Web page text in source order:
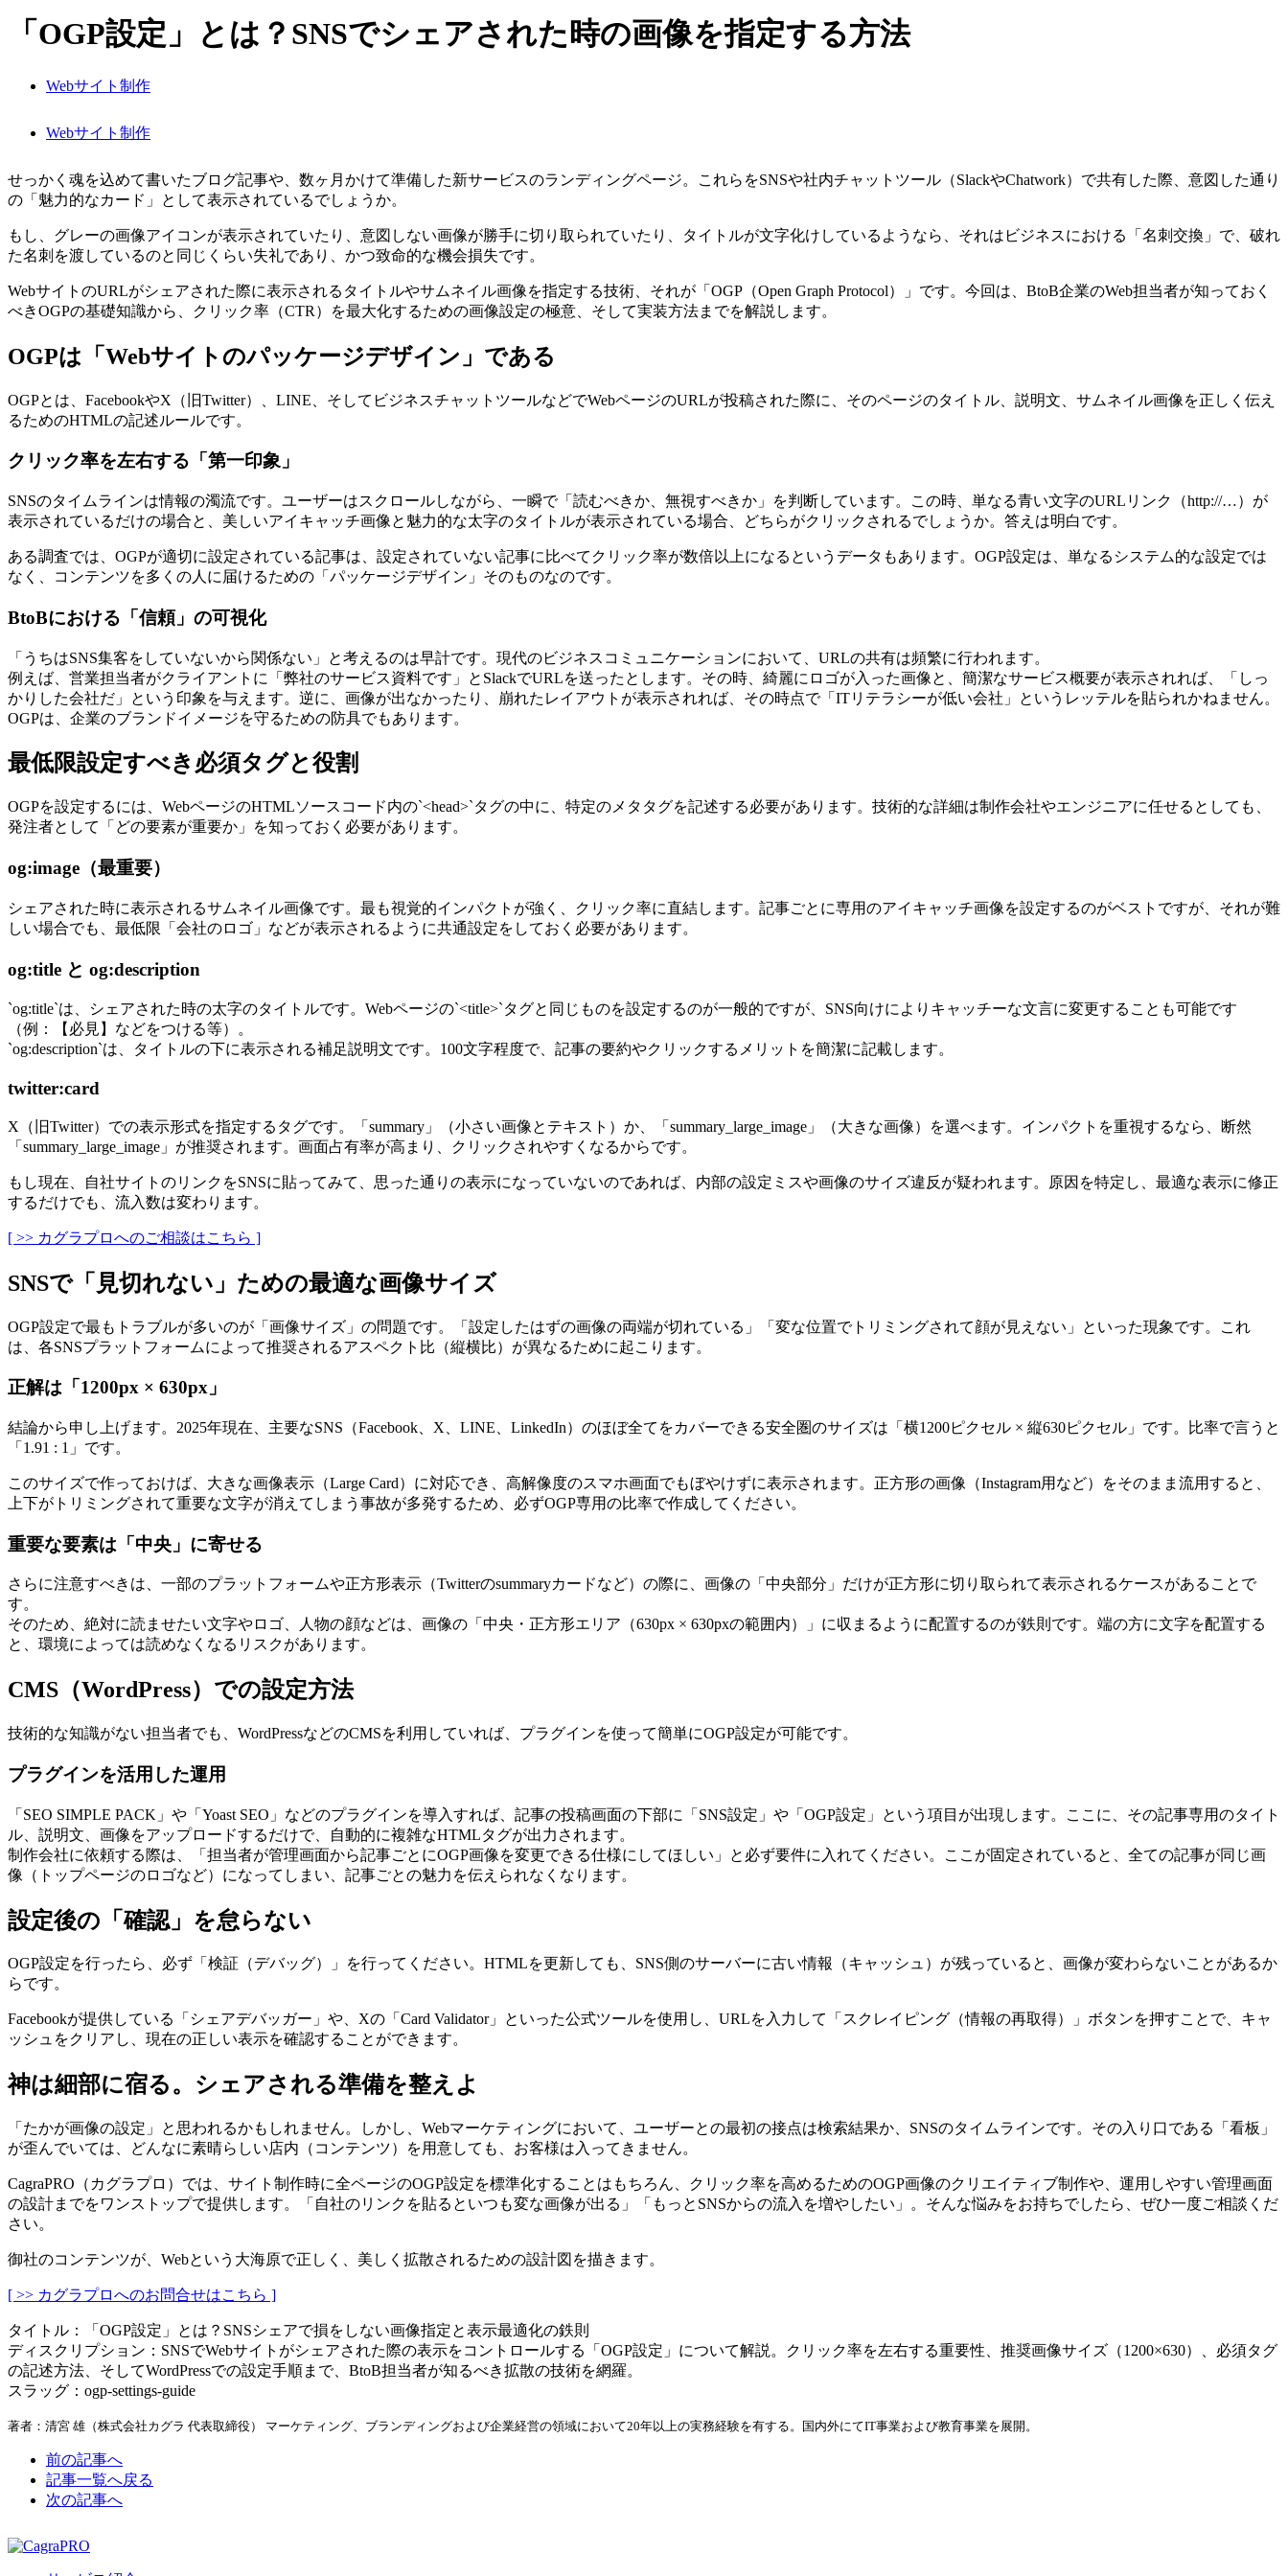
「OGP設定」とは？SNSでシェアされた時の画像を指定する方法
Webサイト制作
Webサイト制作
せっかく魂を込めて書いたブログ記事や、数ヶ月かけて準備した新サービスのランディングページ。これらをSNSや社内チャットツール（SlackやChatwork）で共有した際、意図した通り
の「魅力的なカード」として表示されているでしょうか。
もし、グレーの画像アイコンが表示されていたり、意図しない画像が勝手に切り取られていたり、タイトルが文字化けしているようなら、それはビジネスにおける「名刺交換」で、破れ
た名刺を渡しているのと同じくらい失礼であり、かつ致命的な機会損失です。
WebサイトのURLがシェアされた際に表示されるタイトルやサムネイル画像を指定する技術、それが「OGP（Open Graph Protocol）」です。今回は、BtoB企業のWeb担当者が知っておく
べきOGPの基礎知識から、クリック率（CTR）を最大化するための画像設定の極意、そして実装方法までを解説します。
OGPは「Webサイトのパッケージデザイン」である
OGPとは、FacebookやX（旧Twitter）、LINE、そしてビジネスチャットツールなどでWebページのURLが投稿された際に、そのページのタイトル、説明文、サムネイル画像を正しく伝え
るためのHTMLの記述ルールです。
クリック率を左右する「第一印象」
SNSのタイムラインは情報の濁流です。ユーザーはスクロールしながら、一瞬で「読むべきか、無視すべきか」を判断しています。この時、単なる青い文字のURLリンク（http://…）が
表示されているだけの場合と、美しいアイキャッチ画像と魅力的な太字のタイトルが表示されている場合、どちらがクリックされるでしょうか。答えは明白です。
ある調査では、OGPが適切に設定されている記事は、設定されていない記事に比べてクリック率が数倍以上になるというデータもあります。OGP設定は、単なるシステム的な設定では
なく、コンテンツを多くの人に届けるための「パッケージデザイン」そのものなのです。
BtoBにおける「信頼」の可視化
「うちはSNS集客をしていないから関係ない」と考えるのは早計です。現代のビジネスコミュニケーションにおいて、URLの共有は頻繁に行われます。
例えば、営業担当者がクライアントに「弊社のサービス資料です」とSlackでURLを送ったとします。その時、綺麗にロゴが入った画像と、簡潔なサービス概要が表示されれば、「しっ
かりした会社だ」という印象を与えます。逆に、画像が出なかったり、崩れたレイアウトが表示されれば、その時点で「ITリテラシーが低い会社」というレッテルを貼られかねません。
OGPは、企業のブランドイメージを守るための防具でもあります。
最低限設定すべき必須タグと役割
OGPを設定するには、WebページのHTMLソースコード内の`<head>`タグの中に、特定のメタタグを記述する必要があります。技術的な詳細は制作会社やエンジニアに任せるとしても、
発注者として「どの要素が重要か」を知っておく必要があります。
og:image（最重要）
シェアされた時に表示されるサムネイル画像です。最も視覚的インパクトが強く、クリック率に直結します。記事ごとに専用のアイキャッチ画像を設定するのがベストですが、それが難
しい場合でも、最低限「会社のロゴ」などが表示されるように共通設定をしておく必要があります。
og:title と og:description
`og:title`は、シェアされた時の太字のタイトルです。Webページの`<title>`タグと同じものを設定するのが一般的ですが、SNS向けによりキャッチーな文言に変更することも可能です
（例：【必見】などをつける等）。
`og:description`は、タイトルの下に表示される補足説明文です。100文字程度で、記事の要約やクリックするメリットを簡潔に記載します。
twitter:card
X（旧Twitter）での表示形式を指定するタグです。「summary」（小さい画像とテキスト）か、「summary_large_image」（大きな画像）を選べます。インパクトを重視するなら、断然
「summary_large_image」が推奨されます。画面占有率が高まり、クリックされやすくなるからです。
もし現在、自社サイトのリンクをSNSに貼ってみて、思った通りの表示になっていないのであれば、内部の設定ミスや画像のサイズ違反が疑われます。原因を特定し、最適な表示に修正
するだけでも、流入数は変わります。
[ >> カグラプロへのご相談はこちら ]
SNSで「見切れない」ための最適な画像サイズ
OGP設定で最もトラブルが多いのが「画像サイズ」の問題です。「設定したはずの画像の両端が切れている」「変な位置でトリミングされて顔が見えない」といった現象です。これ
は、各SNSプラットフォームによって推奨されるアスペクト比（縦横比）が異なるために起こります。
正解は「1200px × 630px」
結論から申し上げます。2025年現在、主要なSNS（Facebook、X、LINE、LinkedIn）のほぼ全てをカバーできる安全圏のサイズは「横1200ピクセル × 縦630ピクセル」です。比率で言うと
「1.91 : 1」です。
このサイズで作っておけば、大きな画像表示（Large Card）に対応でき、高解像度のスマホ画面でもぼやけずに表示されます。正方形の画像（Instagram用など）をそのまま流用すると、
上下がトリミングされて重要な文字が消えてしまう事故が多発するため、必ずOGP専用の比率で作成してください。
重要な要素は「中央」に寄せる
さらに注意すべきは、一部のプラットフォームや正方形表示（Twitterのsummaryカードなど）の際に、画像の「中央部分」だけが正方形に切り取られて表示されるケースがあることで
す。
そのため、絶対に読ませたい文字やロゴ、人物の顔などは、画像の「中央・正方形エリア（630px × 630pxの範囲内）」に収まるように配置するのが鉄則です。端の方に文字を配置する
と、環境によっては読めなくなるリスクがあります。
CMS（WordPress）での設定方法
技術的な知識がない担当者でも、WordPressなどのCMSを利用していれば、プラグインを使って簡単にOGP設定が可能です。
プラグインを活用した運用
「SEO SIMPLE PACK」や「Yoast SEO」などのプラグインを導入すれば、記事の投稿画面の下部に「SNS設定」や「OGP設定」という項目が出現します。ここに、その記事専用のタイト
ル、説明文、画像をアップロードするだけで、自動的に複雑なHTMLタグが出力されます。
制作会社に依頼する際は、「担当者が管理画面から記事ごとにOGP画像を変更できる仕様にしてほしい」と必ず要件に入れてください。ここが固定されていると、全ての記事が同じ画
像（トップページのロゴなど）になってしまい、記事ごとの魅力を伝えられなくなります。
設定後の「確認」を怠らない
OGP設定を行ったら、必ず「検証（デバッグ）」を行ってください。HTMLを更新しても、SNS側のサーバーに古い情報（キャッシュ）が残っていると、画像が変わらないことがあるか
らです。
Facebookが提供している「シェアデバッガー」や、Xの「Card Validator」といった公式ツールを使用し、URLを入力して「スクレイピング（情報の再取得）」ボタンを押すことで、キャ
ッシュをクリアし、現在の正しい表示を確認することができます。
神は細部に宿る。シェアされる準備を整えよ
「たかが画像の設定」と思われるかもしれません。しかし、Webマーケティングにおいて、ユーザーとの最初の接点は検索結果か、SNSのタイムラインです。その入り口である「看板」
が歪んでいては、どんなに素晴らしい店内（コンテンツ）を用意しても、お客様は入ってきません。
CagraPRO（カグラプロ）では、サイト制作時に全ページのOGP設定を標準化することはもちろん、クリック率を高めるためのOGP画像のクリエイティブ制作や、運用しやすい管理画面
の設計までをワンストップで提供します。「自社のリンクを貼るといつも変な画像が出る」「もっとSNSからの流入を増やしたい」。そんな悩みをお持ちでしたら、ぜひ一度ご相談くだ
さい。
御社のコンテンツが、Webという大海原で正しく、美しく拡散されるための設計図を描きます。
[ >> カグラプロへのお問合せはこちら ]
タイトル：「OGP設定」とは？SNSシェアで損をしない画像指定と表示最適化の鉄則
ディスクリプション：SNSでWebサイトがシェアされた際の表示をコントロールする「OGP設定」について解説。クリック率を左右する重要性、推奨画像サイズ（1200×630）、必須タグ
の記述方法、そしてWordPressでの設定手順まで、BtoB担当者が知るべき拡散の技術を網羅。
スラッグ：ogp-settings-guide
著者：清宮 雄（株式会社カグラ 代表取締役） マーケティング、ブランディングおよび企業経営の領域において20年以上の実務経験を有する。国内外にてIT事業および教育事業を展開。
前の記事へ
記事一覧へ戻る
次の記事へ